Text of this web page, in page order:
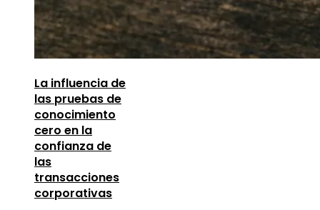
La influencia de
las pruebas de
conocimiento
cero en la
confianza de
las
transacciones
corporativas